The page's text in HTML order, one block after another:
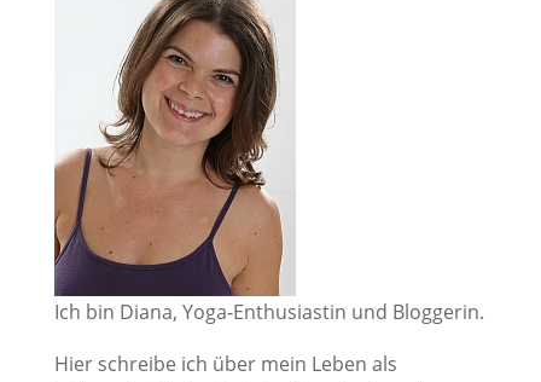
Ich bin Diana, Yoga-Enthusiastin und Bloggerin.
Hier schreibe ich über mein Leben als